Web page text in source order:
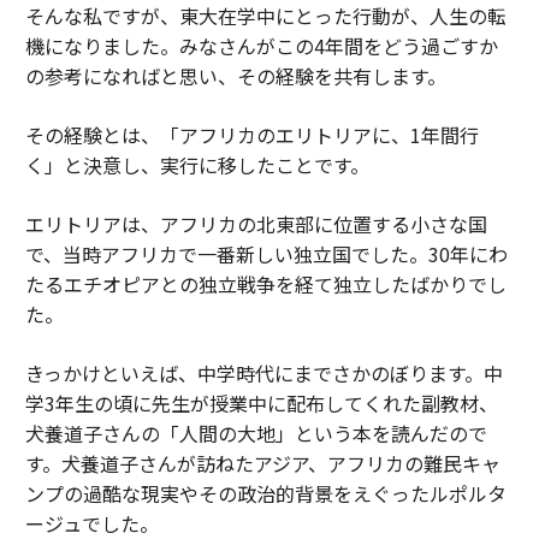
そんな私ですが、東大在学中にとった行動が、人生の転
機になりました。みなさんがこの4年間をどう過ごすか
の参考になればと思い、その経験を共有します。
その経験とは、「アフリカのエリトリアに、1年間行
く」と決意し、実行に移したことです。
エリトリアは、アフリカの北東部に位置する小さな国
で、当時アフリカで一番新しい独立国でした。30年にわ
たるエチオピアとの独立戦争を経て独立したばかりでし
た。
きっかけといえば、中学時代にまでさかのぼります。中
学3年生の頃に先生が授業中に配布してくれた副教材、
犬養道子さんの「人間の大地」という本を読んだので
す。犬養道子さんが訪ねたアジア、アフリカの難民キャ
ンプの過酷な現実やその政治的背景をえぐったルポルタ
ージュでした。